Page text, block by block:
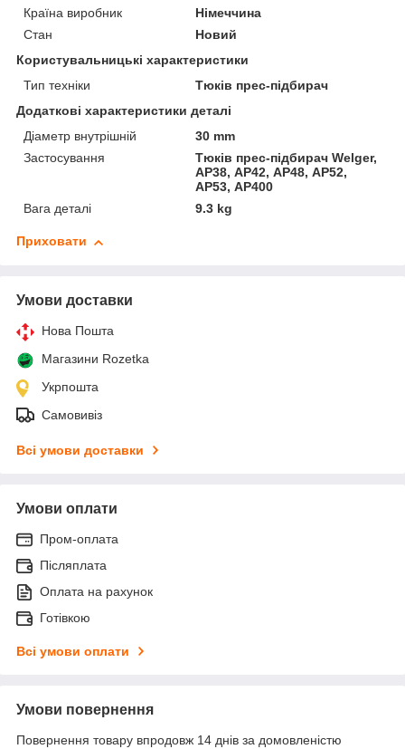
Країна виробник
Німеччина
Стан
Новий
Користувальницькі характеристики
Тип техніки
Тюків прес-підбирач
Додаткові характеристики деталі
Діаметр внутрішній
30 mm
Застосування
Тюків прес-підбирач Welger,
АР38, АР42, АР48, АР52,
АР53, АР400
Вага деталі
9.3 kg
Приховати
Умови доставки
Нова Пошта
Магазини Rozetka
Укрпошта
Самовивіз
Всі умови доставки
Умови оплати
Пром-оплата
Післяплата
Оплата на рахунок
Готівкою
Всі умови оплати
Умови повернення
Повернення товару впродовж 14 днів за домовленістю